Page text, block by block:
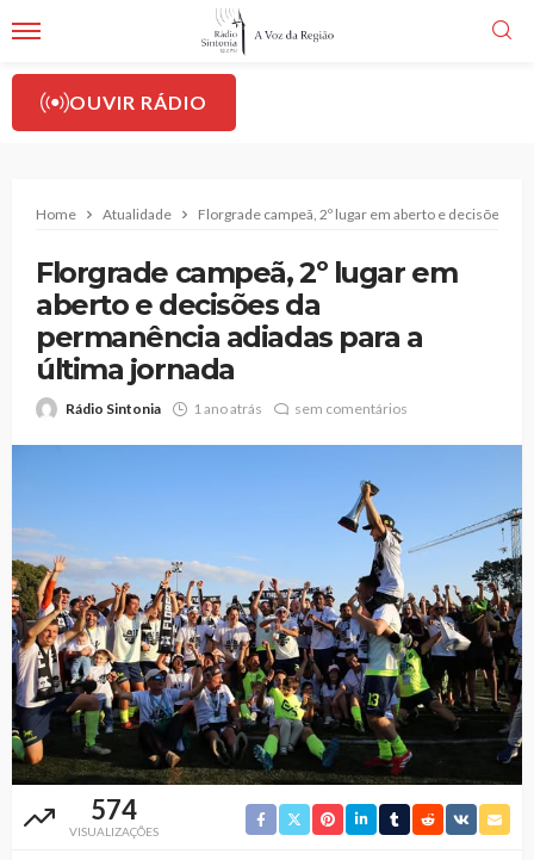
OUVIR RÁDIO
Home Atualidade Florgrade campeã, 2º lugar em aberto e decisões
Florgrade campeã, 2º lugar em
aberto e decisões da
permanência adiadas para a
última jornada
Rádio Sintonia 1 ano atrás sem comentários
574
VISUALIZAÇÕES